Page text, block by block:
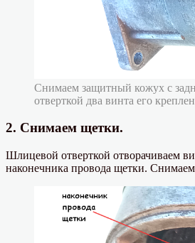
Снимаем защитный кожух с
отверткой два винта его
2. Снимаем щетки.
Шлицевой отверткой отворачиваем
наконечника провода щетки.